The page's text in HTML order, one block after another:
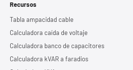
Recursos
Tabla ampacidad cable
Calculadora caída de voltaje
Calculadora banco de capacitores
Calculadora kVAR a faradios